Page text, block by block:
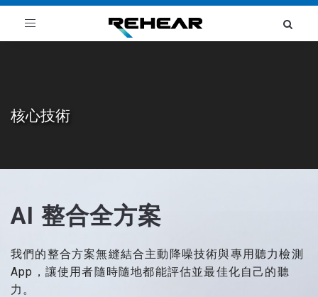
Toggle
核心技術
AI 整合全方案
我們的整合方案無縫結合主動降噪技術與專用聽力檢測
App，讓使用者隨時隨地都能評估並最佳化自己的聽
力。